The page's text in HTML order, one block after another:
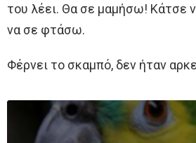
του λέει. Θα σε μαμήσω! Κάτσε
να σε φτάσω.
Φέρνει το σκαμπό, δεν ήταν